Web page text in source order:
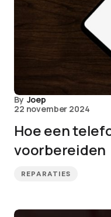
By Joep
22 november 2024
Hoe een
voorbereiden
REPARATIES